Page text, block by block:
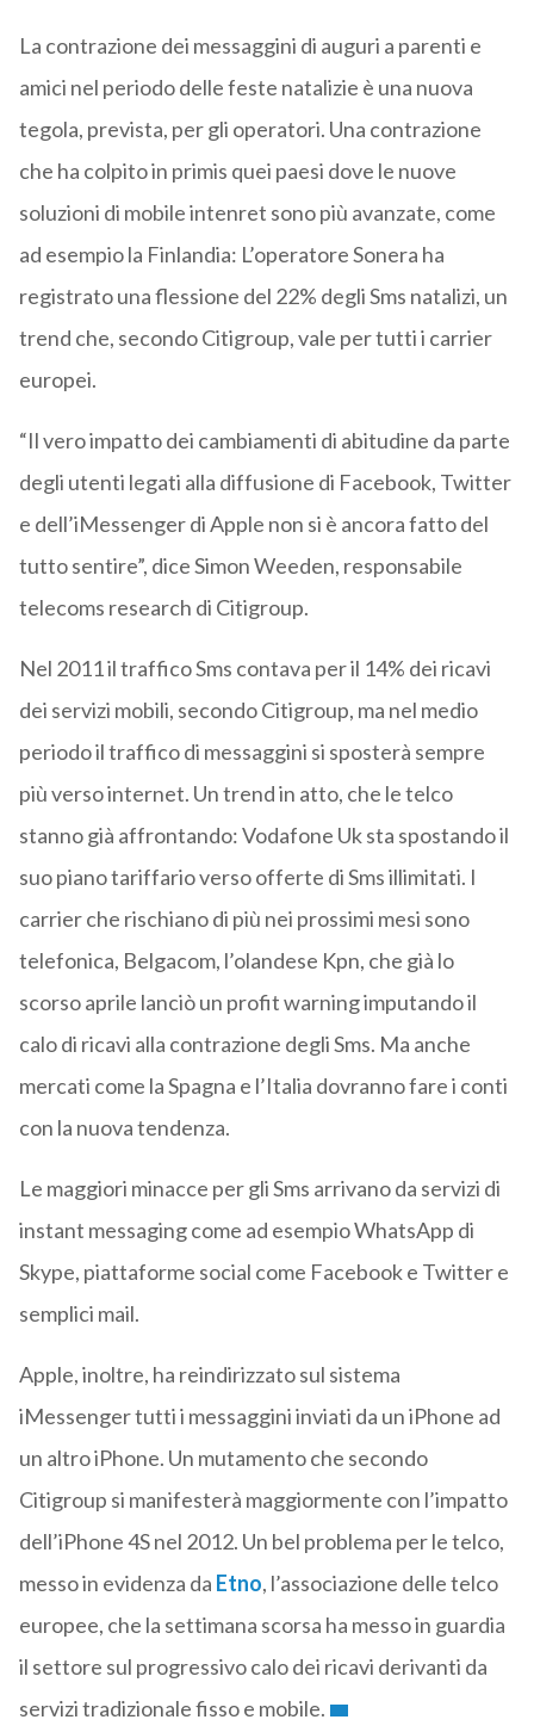
La contrazione dei messaggini di auguri a parenti e
amici nel periodo delle feste natalizie è una nuova
tegola, prevista, per gli operatori. Una contrazione
che ha colpito in primis quei paesi dove le nuove
soluzioni di mobile intenret sono più avanzate, come
ad esempio la Finlandia: L’operatore Sonera ha
registrato una flessione del 22% degli Sms natalizi, un
trend che, secondo Citigroup, vale per tutti i carrier
europei.
“Il vero impatto dei cambiamenti di abitudine da parte
degli utenti legati alla diffusione di Facebook, Twitter
e dell’iMessenger di Apple non si è ancora fatto del
tutto sentire”, dice Simon Weeden, responsabile
telecoms research di Citigroup.
Nel 2011 il traffico Sms contava per il 14% dei ricavi
dei servizi mobili, secondo Citigroup, ma nel medio
periodo il traffico di messaggini si sposterà sempre
più verso internet. Un trend in atto, che le telco
stanno già affrontando: Vodafone Uk sta spostando il
suo piano tariffario verso offerte di Sms illimitati. I
carrier che rischiano di più nei prossimi mesi sono
telefonica, Belgacom, l’olandese Kpn, che già lo
scorso aprile lanciò un profit warning imputando il
calo di ricavi alla contrazione degli Sms. Ma anche
mercati come la Spagna e l’Italia dovranno fare i conti
con la nuova tendenza.
Le maggiori minacce per gli Sms arrivano da servizi di
instant messaging come ad esempio WhatsApp di
Skype, piattaforme social come Facebook e Twitter e
semplici mail.
Apple, inoltre, ha reindirizzato sul sistema
iMessenger tutti i messaggini inviati da un iPhone ad
un altro iPhone. Un mutamento che secondo
Citigroup si manifesterà maggiormente con l’impatto
dell’iPhone 4S nel 2012. Un bel problema per le telco,
messo in evidenza da Etno, l’associazione delle telco
europee, che la settimana scorsa ha messo in guardia
il settore sul progressivo calo dei ricavi derivanti da
servizi tradizionale fisso e mobile.